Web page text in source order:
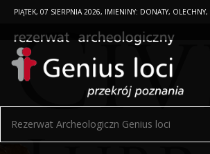
PIĄTEK, 07 SIERPNIA 2026, IMIENINY: DONATY, OLECHNY,
Rezerwat Archeologiczn Genius loci